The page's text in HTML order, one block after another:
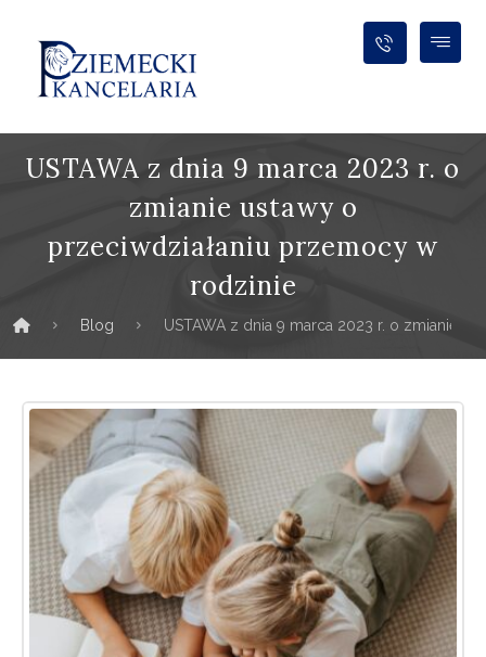
USTAWA z dnia 9 marca 2023 r. o
zmianie ustawy o
przeciwdziałaniu przemocy w
rodzinie
Blog USTAWA z dnia 9 marca 2023 r. o zmianie